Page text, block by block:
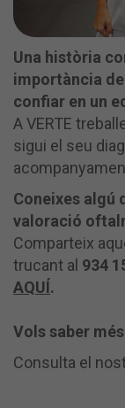
Una història
importància
confiar en un
A VERTE
sigui el seu
Coneixes algú
valoració
Comparteix
trucant al 934
AQUÍ.
Vols saber
Consulta el